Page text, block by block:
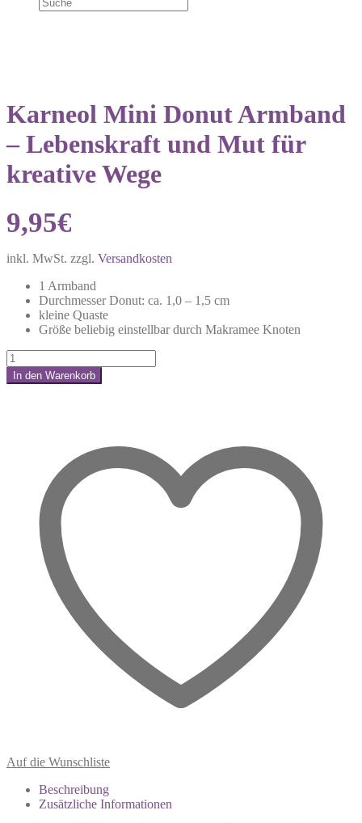
Karneol Mini Donut Armband
– Lebenskraft und Mut für
kreative Wege
9,95€
inkl. MwSt. zzgl. Versandkosten
1 Armband
Durchmesser Donut: ca. 1,0 – 1,5 cm
kleine Quaste
Größe beliebig einstellbar durch Makramee Knoten
Karneol
Mini
Donut
Menge
In den Warenkorb
Auf die Wunschliste
Beschreibung
Zusätzliche Informationen